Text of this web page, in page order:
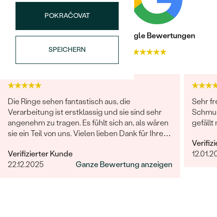
Bestseller
ANSEHEN
FORM:
Rund
FARBE:
G-H
Nebensteine
TYP:
KARATGEWICHT:
0.11 ct
ABMESSUNGEN:
0.9 mm (0.005ct)
FORM:
Rund
FARBE:
POKRAČOVAT
SPEICHERN
Trusted shop BewertungenGoogle Bewertungen
Die Ringe sehen fantastisch aus, die
Verarbeitung ist erstklassig und sie sind sehr
angenehm zu tragen. Es fühlt sich an, als wären
sie ein Teil von uns. Vielen lieben Dank für Ihre
und Ihre Marke unseren Freunden und Familien
weiterempfehlen.
Verifizierter Kunde
22.12.2025
Ganze Bewertung anzeigen
Sehr
gefällt